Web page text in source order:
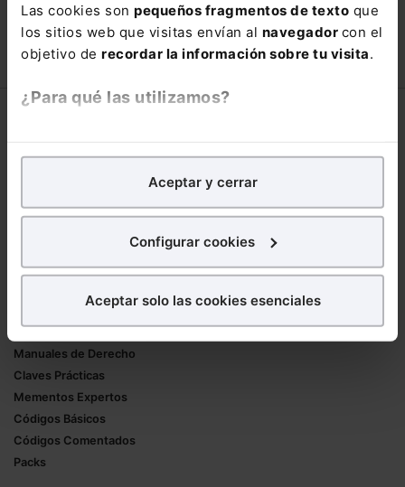
Las cookies son pequeños fragmentos de texto que
los sitios web que visitas envían al navegador con el
objetivo de recordar la información sobre tu visita.
¿Para qué las utilizamos?
analíticospara tratar demejorar tu experienciaen
nuestra página web. También con fines publicitarios,
para poder mostrarte publicidad y contenidos de tu
¿Qué puedes hacer?
experiencia en la web sea óptima
Puedesaceptar solo las esenciales
todas las cookies excepto aquellas imprescindibles.
También puedes
seleccionar solo aquellas que quieras permitir en tu
navegador. Si no seleccionas ninguna utilizaremos
las que sean indispensables para la navegación.
Aceptar y cerrar
Configurar cookies
Aceptar solo las cookies esenciales
COMPRAR
Lefebvre
Trabaja con nosotros
Productos
Formularios Jurídicos
Manuales de Derecho
Claves Prácticas
Mementos Expertos
Códigos Básicos
Códigos Comentados
Packs